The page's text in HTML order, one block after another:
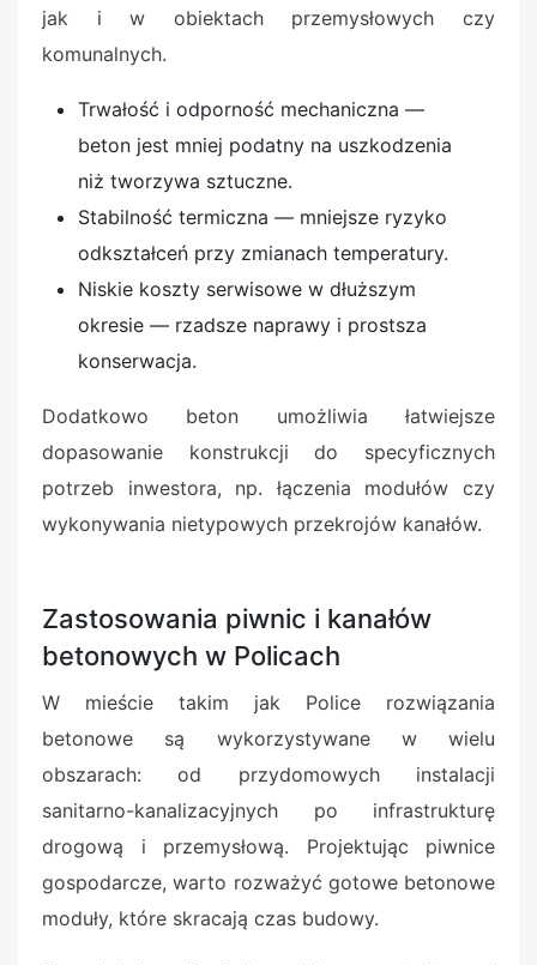
jak i w obiektach przemysłowych czy
komunalnych.
Trwałość i odporność mechaniczna —
beton jest mniej podatny na uszkodzenia
niż tworzywa sztuczne.
Stabilność termiczna — mniejsze ryzyko
odkształceń przy zmianach temperatury.
Niskie koszty serwisowe w dłuższym
okresie — rzadsze naprawy i prostsza
konserwacja.
Dodatkowo beton umożliwia łatwiejsze
dopasowanie konstrukcji do specyficznych
potrzeb inwestora, np. łączenia modułów czy
wykonywania nietypowych przekrojów kanałów.
Zastosowania piwnic i kanałów
betonowych w Policach
W mieście takim jak Police rozwiązania
betonowe są wykorzystywane w wielu
obszarach: od przydomowych instalacji
sanitarno-kanalizacyjnych po infrastrukturę
drogową i przemysłową. Projektując piwnice
gospodarcze, warto rozważyć gotowe betonowe
moduły, które skracają czas budowy.